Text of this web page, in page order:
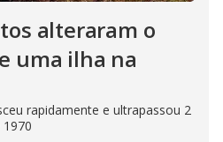
alteraram o
uma ilha na
rapidamente e ultrapassou 2